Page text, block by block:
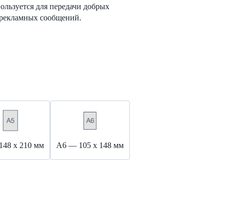
для передачи добрых
сообщений.
х 210 мм А6 — 105 х 148 мм